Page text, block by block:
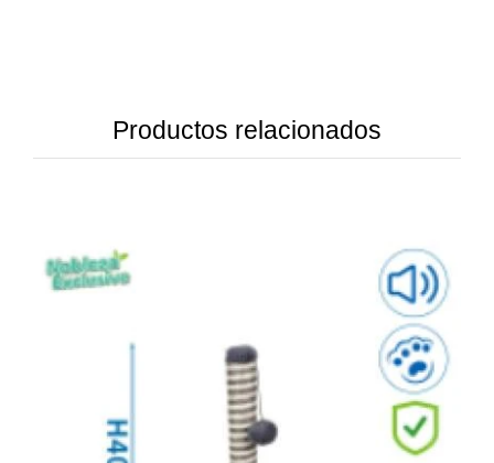
Productos relacionados
DETAILS